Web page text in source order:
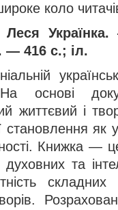
коло
— 416 с.; іл.
основі
життєвий і
як
Книжка —
та